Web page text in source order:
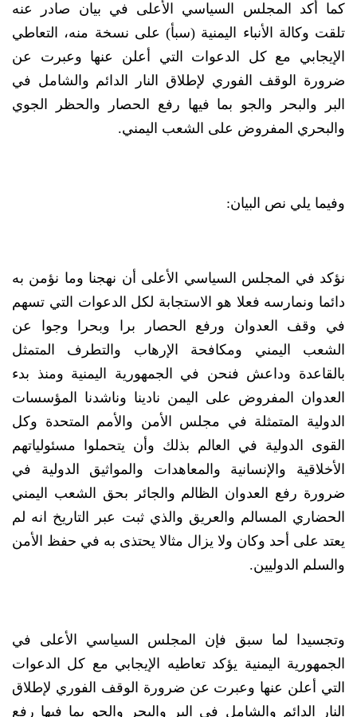
كما أكد المجلس السياسي الأعلى في بيان صادر عنه
تلقت وكالة الأنباء اليمنية (سبأ) على نسخة منه، التعاطي
الإيجابي مع كل الدعوات التي أعلن عنها وعبرت عن
ضرورة الوقف الفوري لإطلاق النار الدائم والشامل في
البر والبحر والجو بما فيها رفع الحصار والحظر الجوي
والبحري المفروض على الشعب اليمني.
وفيما يلي نص البيان:
نؤكد في المجلس السياسي الأعلى أن نهجنا وما نؤمن به
دائما ونمارسه فعلا هو الاستجابة لكل الدعوات التي تسهم
في وقف العدوان ورفع الحصار برا وبحرا وجوا عن
الشعب اليمني ومكافحة الإرهاب والتطرف المتمثل
بالقاعدة وداعش فنحن في الجمهورية اليمنية ومنذ بدء
العدوان المفروض على اليمن نادينا وناشدنا المؤسسات
الدولية المتمثلة في مجلس الأمن والأمم المتحدة وكل
القوى الدولية في العالم بذلك وأن يتحملوا مسئولياتهم
الأخلاقية والإنسانية والمعاهدات والمواثيق الدولية في
ضرورة رفع العدوان الظالم والجائر بحق الشعب اليمني
الحضاري المسالم والعريق والذي ثبت عبر التاريخ انه لم
يعتد على أحد وكان ولا يزال مثالا يحتذى به في حفظ الأمن
والسلم الدوليين.
وتجسيدا لما سبق فإن المجلس السياسي الأعلى في
الجمهورية اليمنية يؤكد تعاطيه الإيجابي مع كل الدعوات
التي أعلن عنها وعبرت عن ضرورة الوقف الفوري لإطلاق
النار الدائم والشامل في البر والبحر والجو بما فيها رفع